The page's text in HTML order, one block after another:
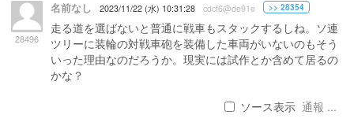
28496
名前なし 2023/11/22 (水) 10:31:28 cdcf6@de91e >> 28354
走る道を選ばないと普通に戦車もスタックするしね。ソ連
ツリーに装輪の対戦車砲を装備した車両がいないのもそう
いった理由なのだろうか。現実には試作とか含めて居るの
かな？
ソース表示 通報 ...